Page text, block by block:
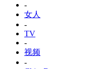
-
女人
-
TV
-
视频
-